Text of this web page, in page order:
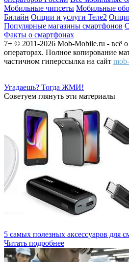
Мобильные чипсеты Мобильные
Билайн Опции и услуги Теле2
Популярные магазины смартфонов
Факты о смартфонах
7+ © 2011-2026 Mob-Mobile.ru - всё
операторах. Полное копирование
частичном гиперссылка на сайт
Угадаешь? Тогда ЖМИ!
Советуем глянуть эти материалы
5 самых полезных аксессуаров для
Читать подробнее